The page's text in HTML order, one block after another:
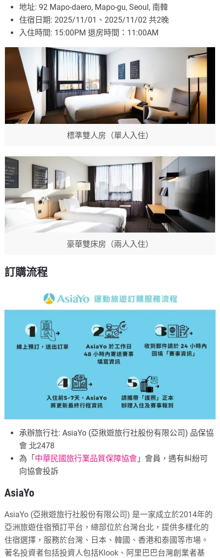
地址: 92 Mapo-daero, Mapo-gu, Seoul, 南韓
住宿日期: 2025/11/01、2025/11/02 共2晚
入住時間: 15:00PM 退房時間：11:00AM
標準雙人房（單人入住）
豪華雙床房（兩人入住）
訂購流程
承辦旅行社: AsiaYo (亞揪遊旅行社股份有限公司) 品保協
會 北2478
為「 中華民國旅行業品質保障協會 」會員，遇有糾紛可
向協會投訴
AsiaYo
AsiaYo (亞揪遊旅行社股份有限公司) 是一家成立於2014年的
亞洲旅遊住宿預訂平台，總部位於台灣台北，提供多樣化的
住宿選擇，服務於台灣、日本、韓國、香港和泰國等市場。
著名投資者包括投資人包括Klook、阿里巴巴台灣創業者基